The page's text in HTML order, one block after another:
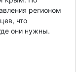
регионом
что
они нужны.